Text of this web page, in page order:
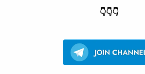
👇
👇
👇